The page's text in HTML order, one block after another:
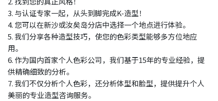
3. 与认证专家一起，从头到脚完成K-造型！
4. 您可以在新沙或汝矣岛分店中选择一个地点进行体验。
5. 我们分享各种造型技巧，使您的色彩类型能够多方位地应
用。
6. 作为国内首家个人色彩公司，我们基于15年的专业经验，提
供精确细致的分析。
7. 我们不仅分析个人色彩，还分析体型和脸型，提供提升个人
美丽的专业造型咨询服务。